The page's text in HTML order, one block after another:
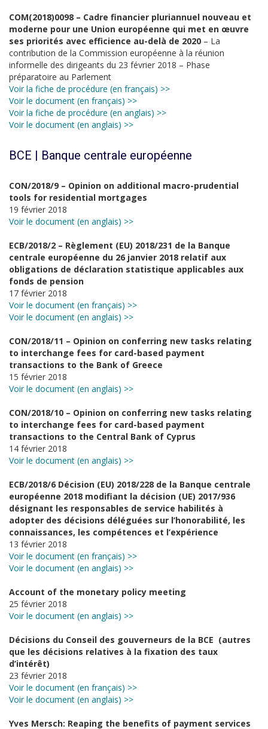
COM(2018)0098 – Cadre financier pluriannuel nouveau et
moderne pour une Union européenne qui met en œuvre
ses priorités avec efficience au-delà de 2020 – La
contribution de la Commission européenne à la réunion
informelle des dirigeants du 23 février 2018 – Phase
préparatoire au Parlement
Voir la fiche de procédure (en français) >>
Voir le document (en français) >>
Voir la fiche de procédure (en anglais) >>
Voir le document (en anglais) >>
BCE | Banque centrale européenne
CON/2018/9 – Opinion on additional macro-prudential
tools for residential mortgages
19 février 2018
Voir le document (en anglais) >>
ECB/2018/2 – Règlement (EU) 2018/231 de la Banque
centrale européenne du 26 janvier 2018 relatif aux
obligations de déclaration statistique applicables aux
fonds de pension
17 février 2018
Voir le document (en français) >>
Voir le document (en anglais) >>
CON/2018/11 – Opinion on conferring new tasks relating
to interchange fees for card-based payment
transactions to the Bank of Greece
15 février 2018
Voir le document (en anglais) >>
CON/2018/10 – Opinion on conferring new tasks relating
to interchange fees for card-based payment
transactions to the Central Bank of Cyprus
14 février 2018
Voir le document (en anglais) >>
ECB/2018/6 Décision (EU) 2018/228 de la Banque centrale
européenne 2018 modifiant la décision (UE) 2017/936
désignant les responsables de service habilités à
adopter des décisions déléguées sur l’honorabilité, les
connaissances, les compétences et l’expérience
13 février 2018
Voir le document (en français) >>
Voir le document (en anglais) >>
Account of the monetary policy meeting
25 février 2018
Voir le document (en anglais) >>
Décisions du Conseil des gouverneurs de la BCE (autres
que les décisions relatives à la fixation des taux
d’intérêt)
23 février 2018
Voir le document (en français) >>
Voir le document (en anglais) >>
Yves Mersch: Reaping the benefits of payment services